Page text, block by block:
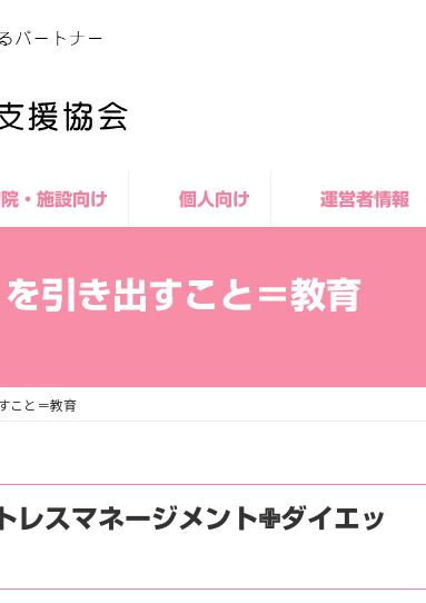
・施設向け 個人向け 運営者情報
引き出すこと＝教育
こと＝教育
レスマネージメント✙ダイエッ